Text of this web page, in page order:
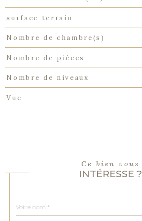
surface terrain
Nombre de chambre(s)
Nombre de pièces
Nombre de niveaux
Vue
Ce bien vous
INTÉRESSE ?
par
*